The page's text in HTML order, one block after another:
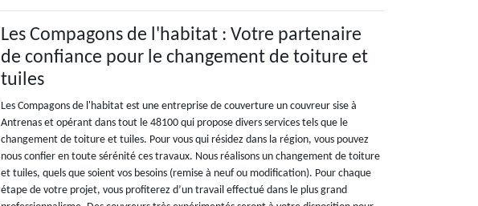
Les Compagons de l'habitat : Votre partenaire
de confiance pour le changement de toiture et
tuiles
Les Compagons de l'habitat est une entreprise de couverture un couvreur sise à
Antrenas et opérant dans tout le 48100 qui propose divers services tels que le
changement de toiture et tuiles. Pour vous qui résidez dans la région, vous pouvez
nous confier en toute sérénité ces travaux. Nous réalisons un changement de toiture
et tuiles, quels que soient vos besoins (remise à neuf ou modification). Pour chaque
étape de votre projet, vous profiterez d’un travail effectué dans le plus grand